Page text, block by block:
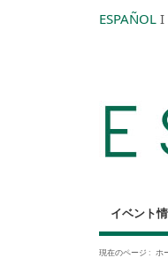
ESPAÑOL I
イベント
現在のページ : ホ